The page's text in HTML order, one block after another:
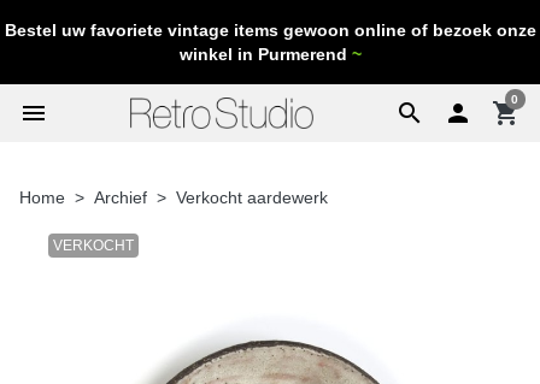
Bestel uw favoriete vintage items gewoon online of bezoek onze
winkel in Purmerend ~
search
menu  shopping_cart
0
Home Archief Verkocht aardewerk
VERKOCHT